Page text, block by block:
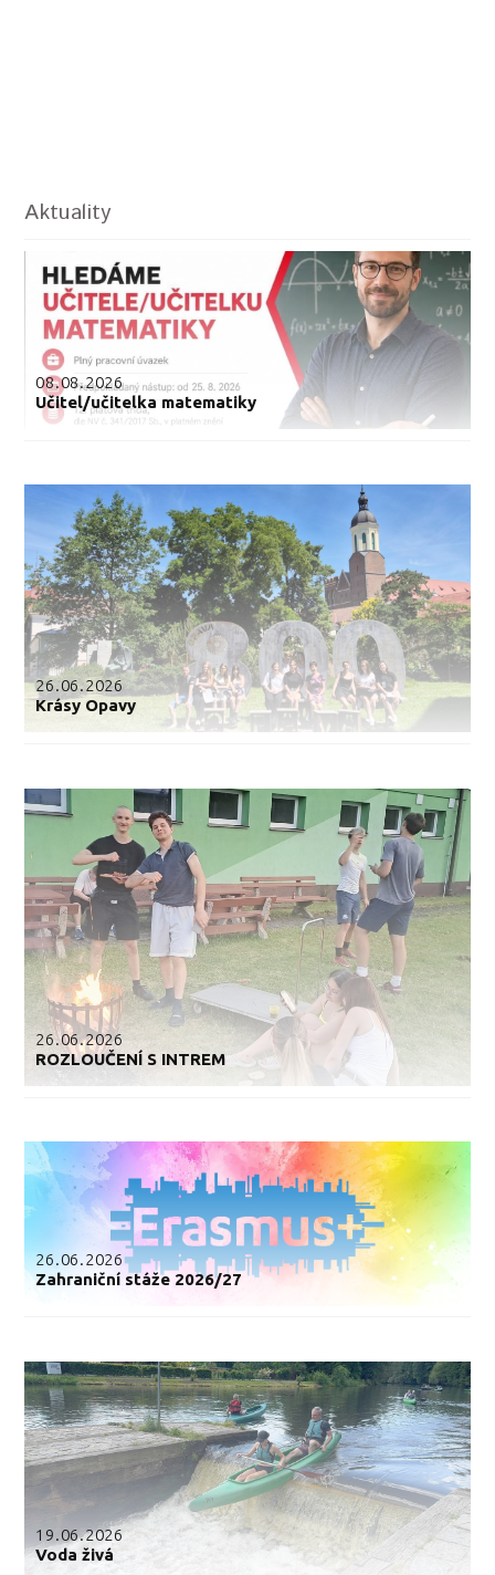
Aktuality
08.08.2026
Učitel/učitelka matematiky
26.06.2026
Krásy Opavy
26.06.2026
ROZLOUČENÍ S INTREM
26.06.2026
Zahraniční stáže 2026/27
19.06.2026
Voda živá